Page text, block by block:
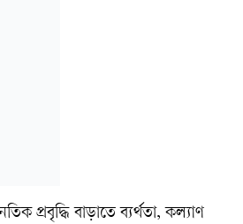
প্রবৃদ্ধি বাড়াতে ব্যর্থতা, কল্যাণ